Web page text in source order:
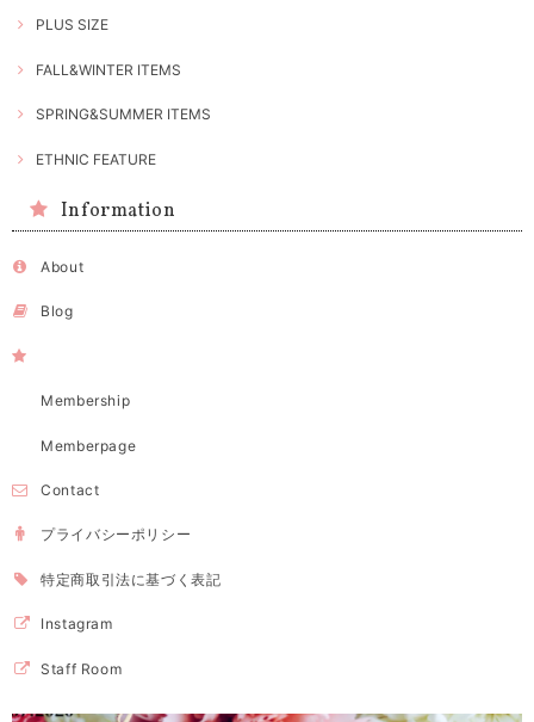
PLUS SIZE
FALL&WINTER ITEMS
SPRING&SUMMER ITEMS
ETHNIC FEATURE
Information
About
Blog
Membership
Memberpage
Contact
プライバシーポリシー
特定商取引法に基づく表記
Instagram
Staff Room